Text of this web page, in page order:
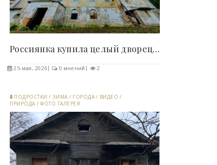
Россиянка купила целый дворец за 2300 рублей в..
25-мая, 2026 0 мнений 2
ПОДРОСТКИ / ЗИМА / ГОРОДА / ВИДЕО /
ПРИРОДА /ФОТО ГАЛЕРЕЯ